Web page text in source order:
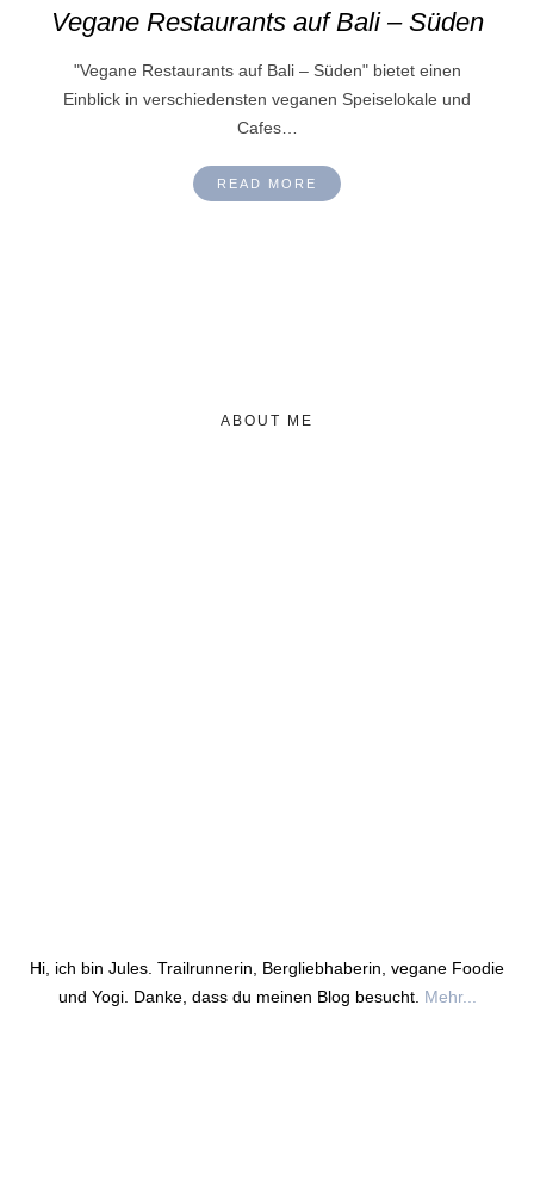
Vegane Restaurants auf Bali – Süden
"Vegane Restaurants auf Bali – Süden" bietet einen
Einblick in verschiedensten veganen Speiselokale und
Cafes…
READ MORE
ABOUT ME
Hi, ich bin Jules. Trailrunnerin, Bergliebhaberin, vegane Foodie
und Yogi. Danke, dass du meinen Blog besucht. Mehr...